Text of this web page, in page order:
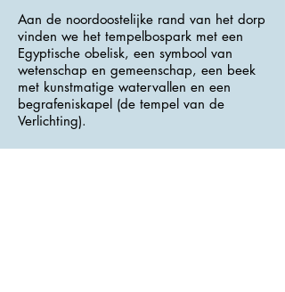
Aan de noordoostelijke rand van het dorp
vinden we het tempelbospark met een
Egyptische obelisk, een symbool van
wetenschap en gemeenschap, een beek
met kunstmatige watervallen en een
begrafeniskapel (de tempel van de
Verlichting).
Het huidige uiterlijk van de kapel met